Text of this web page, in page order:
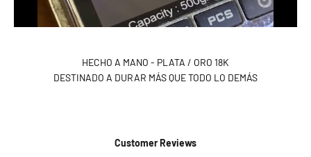
HECHO A MANO - PLATA / ORO 18K
DESTINADO A DURAR MÁS QUE TODO LO DEMÁS
Customer Reviews